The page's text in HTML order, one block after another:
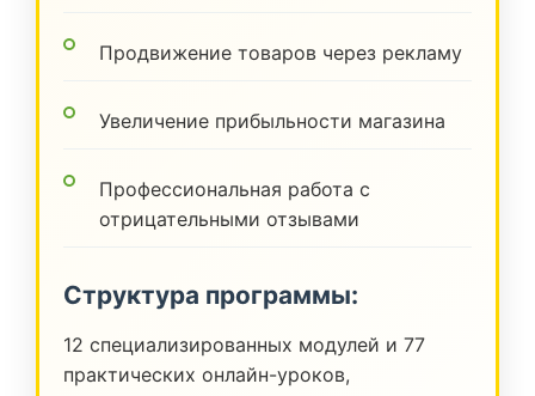
Продвижение товаров через рекламу
Увеличение прибыльности магазина
Профессиональная работа с
отрицательными отзывами
Структура программы:
12 специализированных модулей и 77
практических онлайн-уроков,